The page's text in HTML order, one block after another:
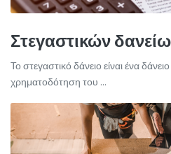
Στεγαστικών
Το στεγαστικό δάνειο είναι ένα
χρηματοδότηση του ...